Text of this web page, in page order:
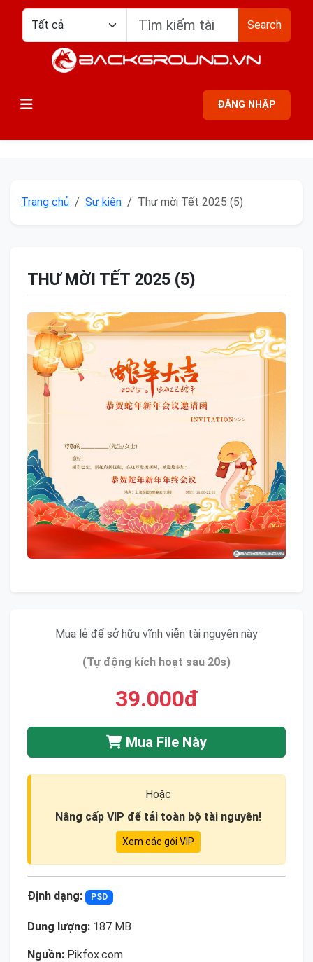
Search
ĐĂNG NHẬP
Trang chủ Sự kiện Thư mời Tết 2025 (5)
THƯ MỜI TẾT 2025 (5)
Mua lẻ để sở hữu vĩnh viễn tài nguyên này
(Tự động kích hoạt sau 20s)
39.000đ
Mua File Này
Hoặc
Nâng cấp VIP để tải toàn bộ tài nguyên!
Xem các gói VIP
Định dạng: PSD
Dung lượng: 187 MB
Nguồn: Pikfox.com